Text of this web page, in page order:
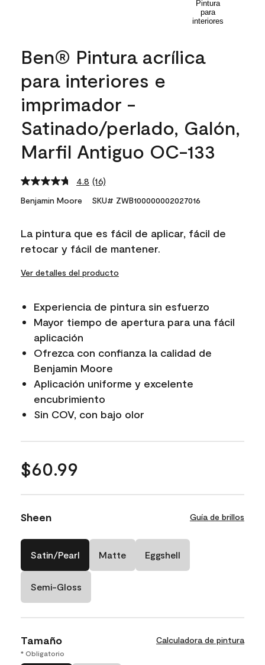
Ben® Pintura acrílica
para interiores e
imprimador -
Satinado/perlado, Galón,
Marfil Antiguo OC-133
4.8 Read
16
Reviews.
link.
(16)
Benjamin Moore SKU# ZWB100000002027016
La pintura que es fácil de aplicar, fácil de
retocar y fácil de mantener.
Ver detalles del producto
Experiencia de pintura sin esfuerzo
Mayor tiempo de apertura para una fácil
aplicación
Ofrezca con confianza la calidad de
Benjamin Moore
Aplicación uniforme y excelente
encubrimiento
Sin COV, con bajo olor
$60.99
Sheen Guía de brillos
Satin/Pearl Matte Eggshell
Semi-Gloss
Tamaño Calculadora de pintura
* Obligatorio